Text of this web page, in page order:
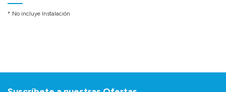
* No incluye Instalación